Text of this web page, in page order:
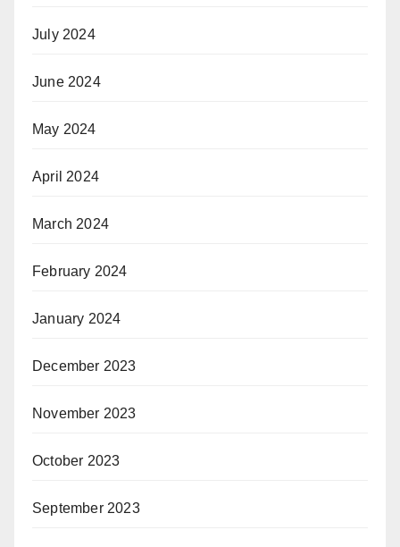
July 2024
June 2024
May 2024
April 2024
March 2024
February 2024
January 2024
December 2023
November 2023
October 2023
September 2023